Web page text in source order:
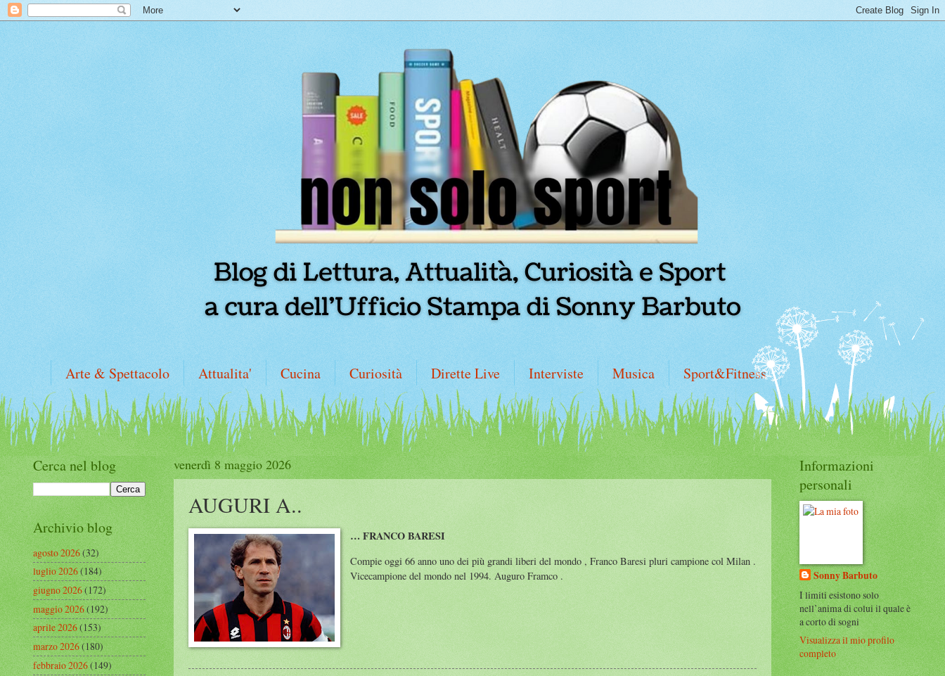
Arte & Spettacolo Attualita' Cucina Curiosità Dirette Live Interviste Musica Sport&Fitness
venerdì 8 maggio 2026
AUGURI A..
… FRANCO BARESI
Compie oggi 66 anno uno dei più grandi liberi del mondo , Franco Baresi pluri campione col Milan .
Vicecampione del mondo nel 1994. Auguro Framco .
Cerca nel blog
Archivio blog
agosto 2026(32)
luglio 2026(184)
giugno 2026(172)
maggio 2026(192)
aprile 2026(153)
marzo 2026(180)
febbraio 2026(149)
Informazioni
personali
Sonny Barbuto
I limiti esistono solo
nell’anima di colui il quale è
a corto di sogni
Visualizza il mio profilo
completo